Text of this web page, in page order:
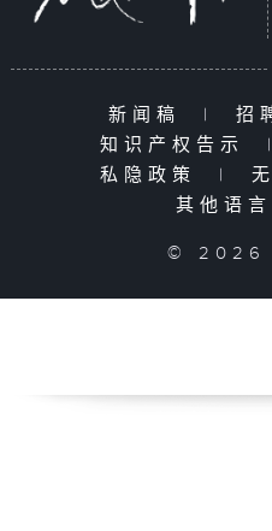
新闻稿 | 招
知识产权告示
|
私隐政策
|
其他语
© 2026